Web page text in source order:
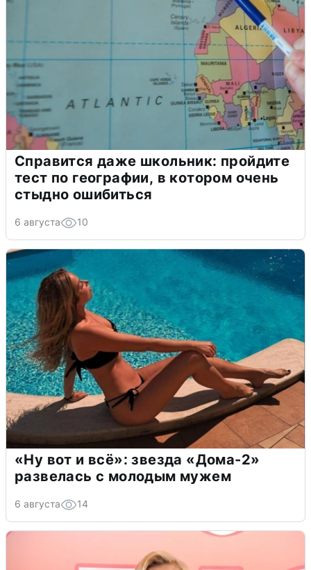
Справится даже школьник: пройдите
тест по географии, в котором очень
стыдно ошибиться
6 августа 10
«Ну вот и всё»: звезда «Дома-2»
развелась с молодым мужем
6 августа 14